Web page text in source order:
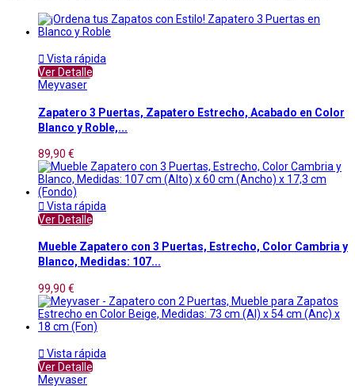
 Vista rápida
Ver Detalle
Meyvaser
Zapatero 3 Puertas, Zapatero Estrecho, Acabado en Color
Blanco y Roble,...
89,90 €
 Vista rápida
Ver Detalle
Mueble Zapatero con 3 Puertas, Estrecho, Color Cambria y
Blanco, Medidas: 107...
99,90 €
 Vista rápida
Ver Detalle
Meyvaser